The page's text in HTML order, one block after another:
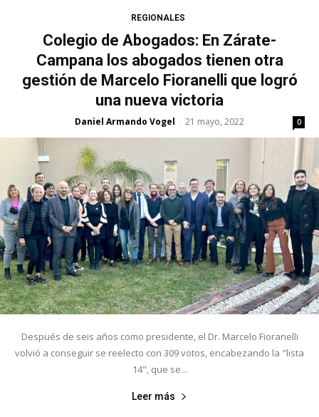
REGIONALES
Colegio de Abogados: En Zárate-
Campana los abogados tienen otra
gestión de Marcelo Fioranelli que logró
una nueva victoria
Daniel Armando Vogel - 21 mayo, 2022 0
Después de seis años como presidente, el Dr. Marcelo Fioranelli
volvió a conseguir se reelecto con 309 votos, encabezando la "lista
14", que se...
Leer más